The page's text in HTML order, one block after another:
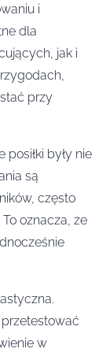
i
dla
jak i
przy
były nie
są
często
oznacza, że
w